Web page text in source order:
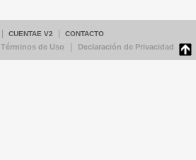
CUENTAE V2 CONTACTO
Términos de Uso Declaración de Privacidad